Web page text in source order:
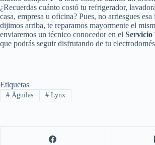
¿Recuerdas cuánto costó tu refrigerador,
casa, empresa u oficina? Pues, no arriesgues
dijimos arriba, te reparamos mayormente el
enviaremos un técnico conocedor en el Servicio
que podrás seguir disfrutando de tu
Etiquetas
#Águilas #Lynx